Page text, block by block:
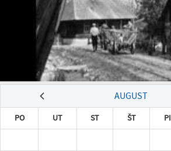
AUGUST
PO UT ST ŠT PI